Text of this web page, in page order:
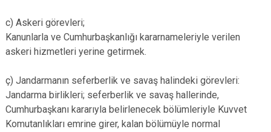
c) Askeri görevleri;
Kanunlarla ve Cumhurbaşkanlığı kararnameleriyle verilen
askeri hizmetleri yerine getirmek.
ç) Jandarmanın seferberlik ve savaş halindeki görevleri:
Jandarma birlikleri; seferberlik ve savaş hallerinde,
Cumhurbaşkanı kararıyla belirlenecek bölümleriyle Kuvvet
Komutanlıkları emrine girer, kalan bölümüyle normal